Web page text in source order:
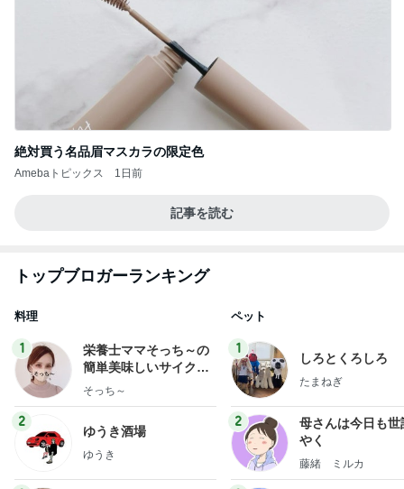
絶対買う名品眉マスカラの限定色
Amebaトピックス 1日前
記事を読む
トップブロガーランキング
料理
1
栄養士ママそっち～の
簡単美味しいサイクル
献立
そっち～
2
ゆうき酒場
ゆうき
ペット
1
しろとくろしろ
たまねぎ
2
母さんは今日も世
やく
藤緒 ミルカ